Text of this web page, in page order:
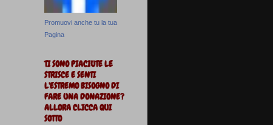
Promuovi anche tu la tua
Pagina
TI SONO PIACIUTE LE
STRISCE E SENTI
L'ESTREMO BISOGNO DI
FARE UNA DONAZIONE?
ALLORA CLICCA QUI
SOTTO